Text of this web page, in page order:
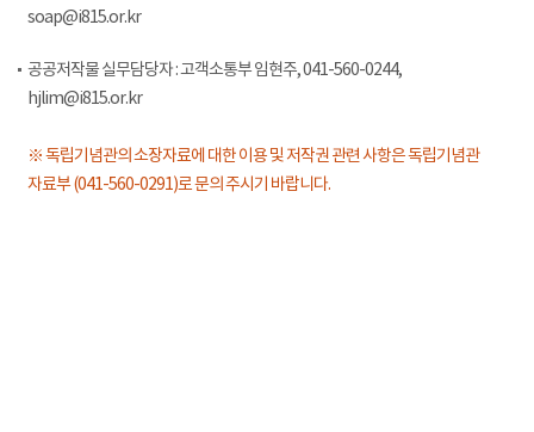
soap@i815.or.kr
공공저작물 실무담당자 : 고객소통부 임현주, 041-560-0244,
hjlim@i815.or.kr
※ 독립기념관의 소장자료에 대한 이용 및 저작권 관련 사항은 독립기념관
자료부 (041-560-0291)로 문의 주시기 바랍니다.